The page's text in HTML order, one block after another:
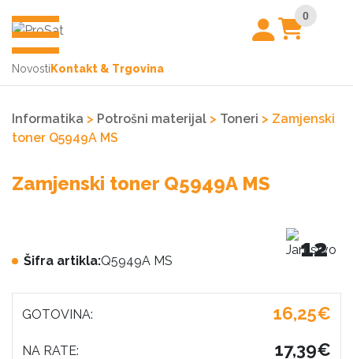
0
Novosti Kontakt & Trgovina
Informatika > Potrošni materijal > Toneri > Zamjenski
toner Q5949A MS
Zamjenski toner Q5949A MS
Šifra artikla:Q5949A MS
GOTOVINA: 16,25€
NA RATE: 17,39€
12